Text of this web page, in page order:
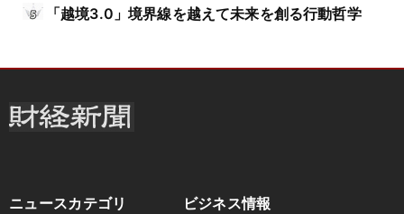
「越境3.0」境界線を越えて未来を創る行動哲学
ニュースカテゴリ ビジネス情報